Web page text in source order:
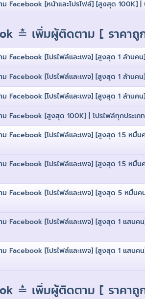
Facebook [หน้าและโปรไฟล์] [สูงสุด 100K]
≛ เพิ่มผู้ติดตาม [ ราคาถู
Facebook [โปรไฟล์เเละเพจ] [สูงสุด 1 ล้าน
Facebook [โปรไฟล์เเละเพจ] [สูงสุด 1 ล้าน
Facebook [โปรไฟล์เเละเพจ] [สูงสุด 1 ล้าน
Facebook [สูงสุด 100K] | โปรไฟล์ทุกประเ
Facebook [โปรไฟล์เเละเพจ] [สูงสุด 1.5 หมื่
Facebook [โปรไฟล์เเละเพจ] [สูงสุด 1.5 หมื่
Facebook [โปรไฟล์เเละเพจ] [สูงสุด 5 หมื่น
Facebook [โปรไฟล์เเละเพจ] [สูงสุด 1 เเส
Facebook [โปรไฟล์เเละเพจ] [สูงสุด 1 เเส
≛ เพิ่มผู้ติดตาม [ ราคาถู